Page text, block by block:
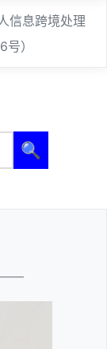
信息跨境处理
）
🔍